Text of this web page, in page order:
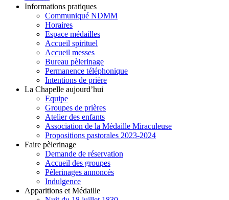
Informations pratiques
Communiqué NDMM
Horaires
Espace médailles
Accueil spirituel
Accueil messes
Bureau pèlerinage
Permanence téléphonique
Intentions de prière
La Chapelle aujourd’hui
Equipe
Groupes de prières
Atelier des enfants
Association de la Médaille Miraculeuse
Propositions pastorales 2023-2024
Faire pèlerinage
Demande de réservation
Accueil des groupes
Pèlerinages annoncés
Indulgence
Apparitions et Médaille